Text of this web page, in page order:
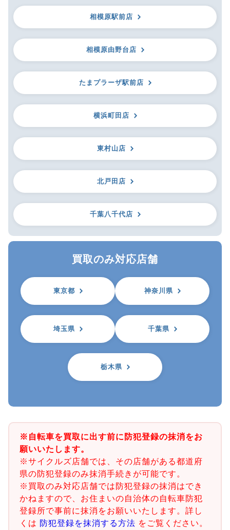
相模原駅前店
相模原由野台店
たまプラーザ駅前店
横浜町田店
東村山店
北戸田店
千葉八千代店
買取のみ対応店舗
東京都 神奈川県
埼玉県 千葉県
栃木県
※自転車を買取に出す前に防犯登録の抹消をお
願いいたします。
※サイクルズ店舗では、その店舗がある都道府
県の防犯登録のみ抹消手続きが可能です。
※買取のみ対応店舗では防犯登録の抹消はでき
かねますので、お住まいの自治体の自転車防犯
登録所で事前に抹消をお願いいたします。詳し
くは 防犯登録を抹消する方法 をご覧ください。